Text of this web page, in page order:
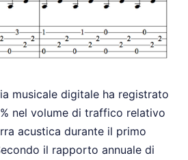
musicale digitale ha registrato
nel volume di traffico relativo
acustica durante il primo
il rapporto annuale di